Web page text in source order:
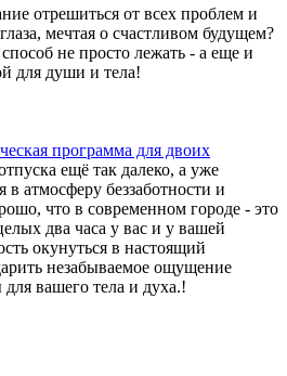
отрешиться от всех проблем и
мечтая о счастливом будущем?
не просто лежать - а еще и
для души и тела!
программа для двоих
ещё так далеко, а уже
в атмосферу беззаботности и
что в современном городе - это
два часа у вас и у вашей
окунуться в настоящий
незабываемое ощущение
вашего тела и духа.!